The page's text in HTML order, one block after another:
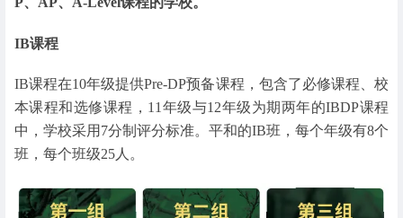
IB课程
IB课程在10年级提供Pre-DP预备课程，包含了必修课程、校
本课程和选修课程，11年级与12年级为期两年的IBDP课程
中，学校采用7分制评分标准。平和的IB班，每个年级有8个
班，每个班级25人。